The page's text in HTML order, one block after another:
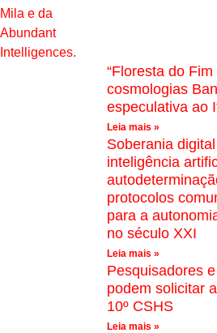
“Floresta do
cosmologias
especulativa ao
Leia mais »
Soberania
inteligência
protocolos
para a
no século XXI
Leia mais »
Pesquisadores
podem solicitar
10º CSHS
Leia mais »